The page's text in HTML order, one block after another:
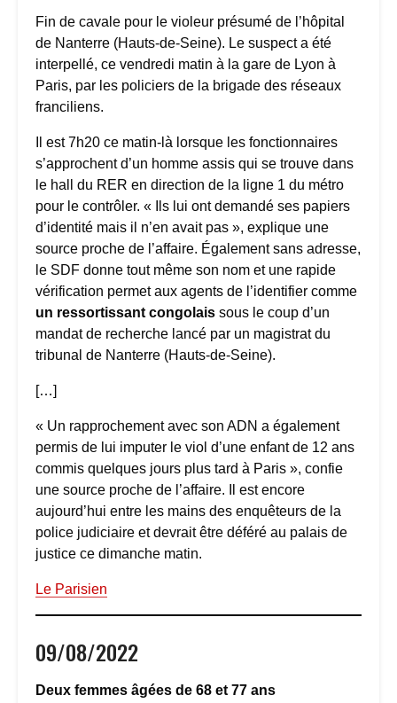
Fin de cavale pour le violeur présumé de l’hôpital
de Nanterre (Hauts-de-Seine). Le suspect a été
interpellé, ce vendredi matin à la gare de Lyon à
Paris, par les policiers de la brigade des réseaux
franciliens.
Il est 7h20 ce matin-là lorsque les fonctionnaires
s’approchent d’un homme assis qui se trouve dans
le hall du RER en direction de la ligne 1 du métro
pour le contrôler. « Ils lui ont demandé ses papiers
d’identité mais il n’en avait pas », explique une
source proche de l’affaire. Également sans adresse,
le SDF donne tout même son nom et une rapide
vérification permet aux agents de l’identifier comme
un ressortissant congolais sous le coup d’un
mandat de recherche lancé par un magistrat du
tribunal de Nanterre (Hauts-de-Seine).
[…]
« Un rapprochement avec son ADN a également
permis de lui imputer le viol d’une enfant de 12 ans
commis quelques jours plus tard à Paris », confie
une source proche de l’affaire. Il est encore
aujourd’hui entre les mains des enquêteurs de la
police judiciaire et devrait être déféré au palais de
justice ce dimanche matin.
Le Parisien
09/08/2022
Deux femmes âgées de 68 et 77 ans